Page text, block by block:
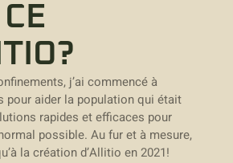
j’ai commencé à
pour aider la population qui était
rapides et efficaces pour
possible. Au fur et à mesure,
la création d’Allitio en 2021!